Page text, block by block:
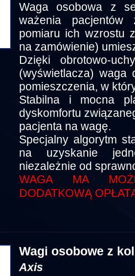
Waga osobowa z
ważenia pacjentów
pomiaru ich wzrostu
na zamówienie)
Dzięki obrotowo-
(wyświetlacza) waga
pomieszczenia, w
Stabilna i mocna
dyskomfortu
pacjenta na wagę.
Specjalny algorytm
na uzyskanie
niezależnie od
WAGA MA
DODATKOWĄ
Wagi osobowe z
Axis